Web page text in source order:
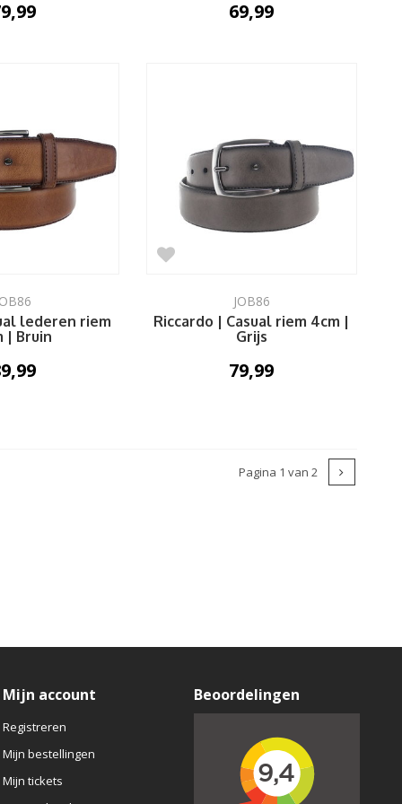
69,99
lederen riem
| Bruin
JOB86
Riccardo | Casual riem 4cm |
Grijs
79,99
Pagina 1 van 2
Mijn account
Registreren
Mijn bestellingen
Mijn tickets
Beoordelingen